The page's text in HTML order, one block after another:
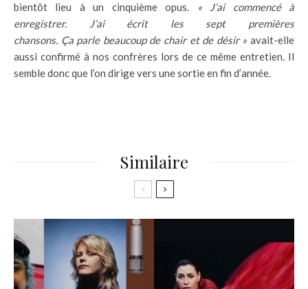
bientôt lieu à un cinquième opus.
« J’ai commencé à
enregistrer. J’ai écrit les sept premières
chansons. Ça parle beaucoup de chair et de désir » avait-elle
aussi confirmé à nos confrères lors de ce même entretien. Il
semble donc que l’on dirige vers une sortie en fin d’année.
Similaire